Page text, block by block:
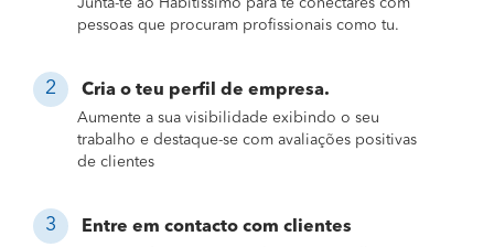
pessoas que procuram profissionais como tu.
Cria o teu perfil de empresa.
Aumente a sua visibilidade exibindo o seu
trabalho e destaque-se com avaliações positivas
de clientes
Entre em contacto com clientes